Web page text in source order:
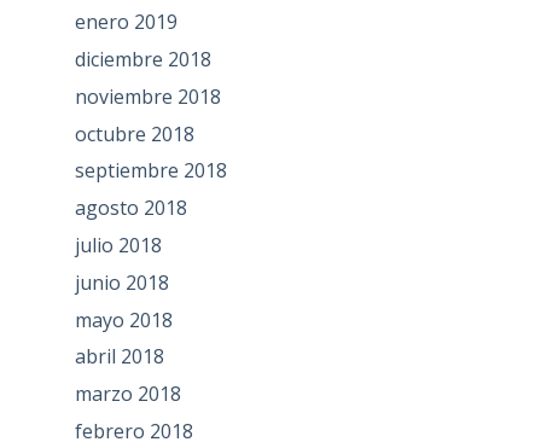
enero 2019
diciembre 2018
noviembre 2018
octubre 2018
septiembre 2018
agosto 2018
julio 2018
junio 2018
mayo 2018
abril 2018
marzo 2018
febrero 2018